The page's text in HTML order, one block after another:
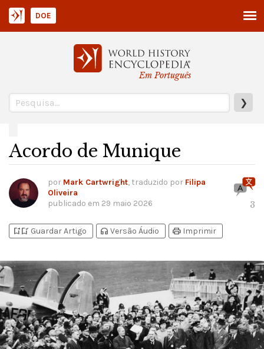
Em Português
❯
DOE
Acordo de Munique
por Mark Cartwright, traduzido por Filipa
Oliveira
publicado em 29 maio 2026 3
bookmark_addbookmark_added Guardar Artigo headphones Versão Áudio print Imprimir